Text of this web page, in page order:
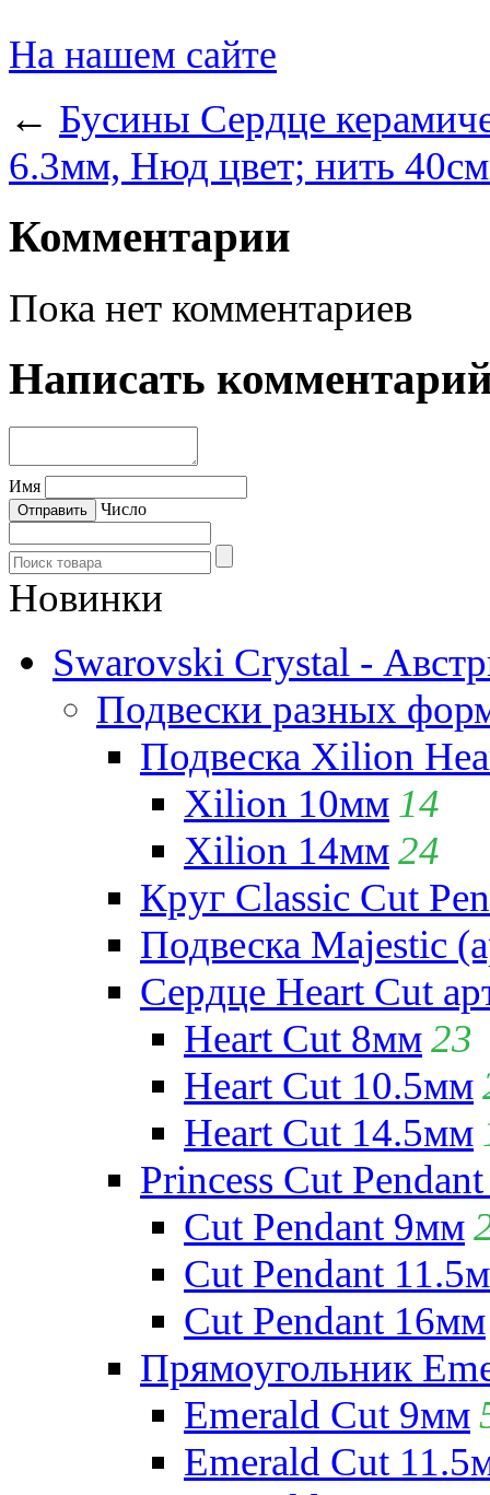
На нашем сайте
← Бусины Сердце
6.3мм, Нюд цвет; нить
Комментарии
Пока нет комментариев
Написать
Имя
Число
Новинки
Swarovski Crystal -
Подвески разных
Подвеска Xilion
Xilion 10мм 14
Xilion 14мм24
Круг Classic Cut
Подвеска Majestic
Сердце Heart Cut
Heart Cut 8мм23
Heart Cut 10.5мм
Heart Cut 14.5мм
Princess Cut
Cut Pendant 9мм
Cut Pendant
Cut Pendant 16мм
Прямоугольник
Emerald Cut 9мм
Emerald Cut